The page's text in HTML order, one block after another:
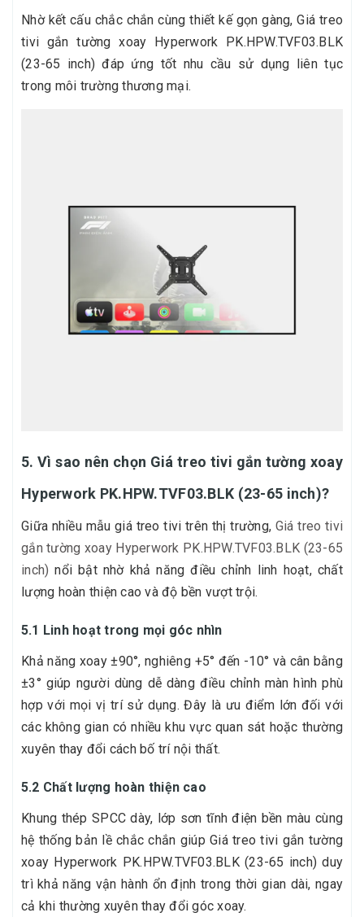
Nhờ kết cấu chắc chắn cùng thiết kế gọn gàng, Giá treo
tivi gắn tường xoay Hyperwork PK.HPW.TVF03.BLK
(23-65 inch) đáp ứng tốt nhu cầu sử dụng liên tục
trong môi trường thương mại.
5. Vì sao nên chọn Giá treo tivi gắn tường xoay
Hyperwork PK.HPW.TVF03.BLK (23-65 inch)?
Giữa nhiều mẫu giá treo tivi trên thị trường, Giá treo tivi
gắn tường xoay Hyperwork PK.HPW.TVF03.BLK (23-65
inch) nổi bật nhờ khả năng điều chỉnh linh hoạt, chất
lượng hoàn thiện cao và độ bền vượt trội.
5.1 Linh hoạt trong mọi góc nhìn
Khả năng xoay ±90°, nghiêng +5° đến -10° và cân bằng
±3° giúp người dùng dễ dàng điều chỉnh màn hình phù
hợp với mọi vị trí sử dụng. Đây là ưu điểm lớn đối với
các không gian có nhiều khu vực quan sát hoặc thường
xuyên thay đổi cách bố trí nội thất.
5.2 Chất lượng hoàn thiện cao
Khung thép SPCC dày, lớp sơn tĩnh điện bền màu cùng
hệ thống bản lề chắc chắn giúp Giá treo tivi gắn tường
xoay Hyperwork PK.HPW.TVF03.BLK (23-65 inch) duy
trì khả năng vận hành ổn định trong thời gian dài, ngay
cả khi thường xuyên thay đổi góc xoay.